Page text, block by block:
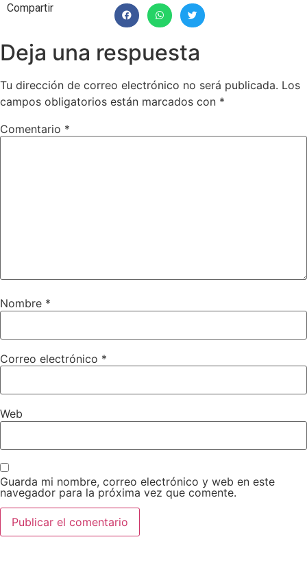
Compartir
Deja una respuesta
Tu dirección de correo electrónico no será publicada. Los
campos obligatorios están marcados con *
Comentario *
Nombre *
Correo electrónico *
Web
Guarda mi nombre, correo electrónico y web en este
navegador para la próxima vez que comente.